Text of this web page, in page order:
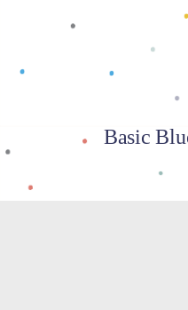
Basic